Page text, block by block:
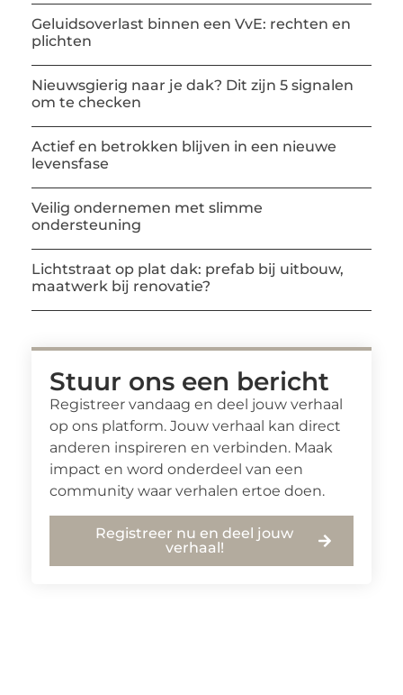
Geluidsoverlast binnen een VvE: rechten en
plichten
Nieuwsgierig naar je dak? Dit zijn 5 signalen
om te checken
Actief en betrokken blijven in een nieuwe
levensfase
Veilig ondernemen met slimme
ondersteuning
Lichtstraat op plat dak: prefab bij uitbouw,
maatwerk bij renovatie?
Stuur ons een bericht
Registreer vandaag en deel jouw verhaal
op ons platform. Jouw verhaal kan direct
anderen inspireren en verbinden. Maak
impact en word onderdeel van een
community waar verhalen ertoe doen.
Registreer nu en deel jouw
verhaal!